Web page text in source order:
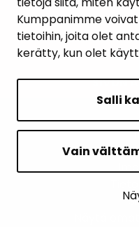
Kumppanimme
tietoihin, joita olet
kerätty, kun olet
Salli
Vain
SIVUN